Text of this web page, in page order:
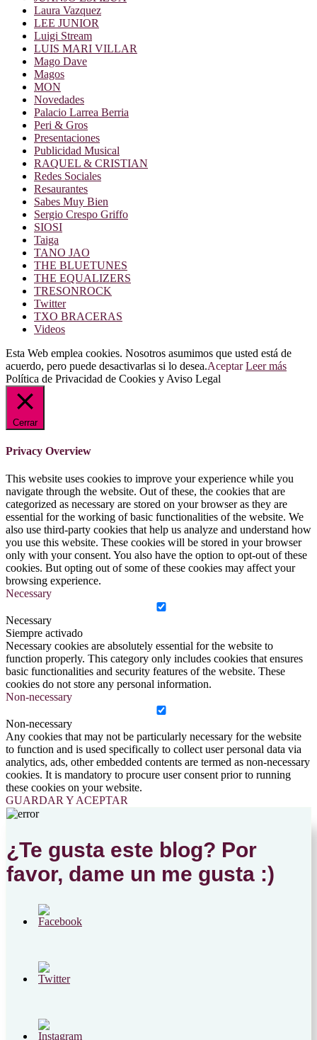
Laura Vazquez
LEE JUNIOR
Luigi Stream
LUIS MARI VILLAR
Mago Dave
Magos
MON
Novedades
Palacio Larrea Berria
Peri & Gros
Presentaciones
Publicidad Musical
RAQUEL & CRISTIAN
Redes Sociales
Resaurantes
Sabes Muy Bien
Sergio Crespo Griffo
SIOSI
Taiga
TANO JAO
THE BLUETUNES
THE EQUALIZERS
TRESONROCK
Twitter
TXO BRACERAS
Videos
Esta Web emplea cookies. Nosotros asumimos que usted está de
acuerdo, pero puede desactivarlas si lo desea.Aceptar Leer más
Política de Privacidad de Cookies y Aviso Legal
Cerrar
Privacy Overview
This website uses cookies to improve your experience while you
navigate through the website. Out of these, the cookies that are
categorized as necessary are stored on your browser as they are
essential for the working of basic functionalities of the website. We
also use third-party cookies that help us analyze and understand how
you use this website. These cookies will be stored in your browser
only with your consent. You also have the option to opt-out of these
cookies. But opting out of some of these cookies may affect your
browsing experience.
Necessary
Necessary
Siempre activado
Necessary cookies are absolutely essential for the website to
function properly. This category only includes cookies that ensures
basic functionalities and security features of the website. These
cookies do not store any personal information.
Non-necessary
Non-necessary
Any cookies that may not be particularly necessary for the website
to function and is used specifically to collect user personal data via
analytics, ads, other embedded contents are termed as non-necessary
cookies. It is mandatory to procure user consent prior to running
these cookies on your website.
GUARDAR Y ACEPTAR
¿Te gusta este blog? Por
favor, dame un me gusta :)